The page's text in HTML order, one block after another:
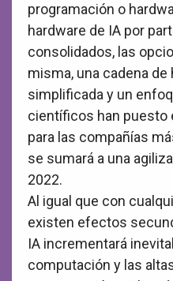
programación o
hardware de IA por
consolidados, las
misma, una cadena
simplificada y un
científicos han puesto
para las compañías
se sumará a una
2022.
Al igual que con
existen efectos
IA incrementará
computación y las